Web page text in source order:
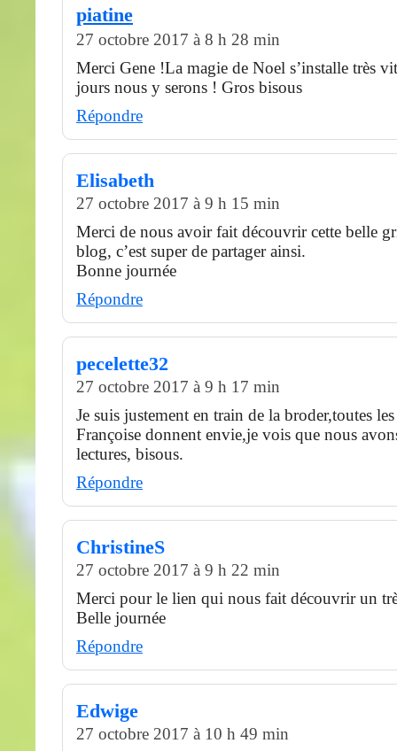
piatine
27 octobre 2017 à 8 h 28 min
Merci Gene !La magie de Noel s’installe très
jours nous y serons ! Gros bisous
Répondre
Elisabeth
27 octobre 2017 à 9 h 15 min
Merci de nous avoir fait découvrir cette belle
blog, c’est super de partager ainsi.
Bonne journée
Répondre
pecelette32
27 octobre 2017 à 9 h 17 min
Je suis justement en train de la broder,toutes
Françoise donnent envie,je vois que nous
lectures, bisous.
Répondre
ChristineS
27 octobre 2017 à 9 h 22 min
Merci pour le lien qui nous fait découvrir un
Belle journée
Répondre
Edwige
27 octobre 2017 à 10 h 49 min